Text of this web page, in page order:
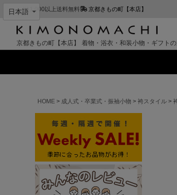
¥11,000以上送料無料 京都きもの町【本店】
京都きもの町【本店】 着物・浴衣・和装小物・ギフトの
HOME
成人式・卒業式・振袖小物 袴スタイル